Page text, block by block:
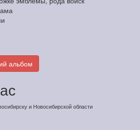
альбом
и Новосибирской области